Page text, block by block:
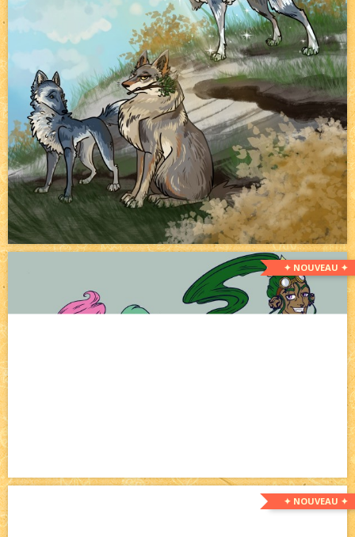
✦ NOUVEAU ✦
✦ NOUVEAU ✦